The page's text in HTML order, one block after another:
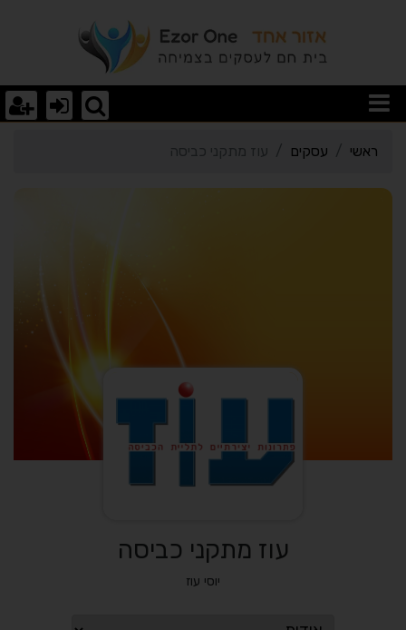
פרטי כרטיס העסק עוז
ראשי עסקים עוז מתקני כביסה
עוז מתקני כביסה
יוסי עוז